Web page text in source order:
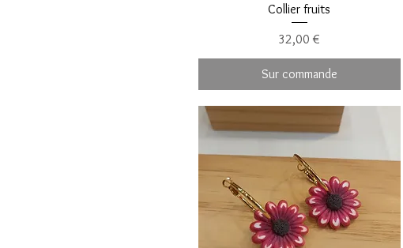
Collier fruits
Prix
32,00 €
Sur commande